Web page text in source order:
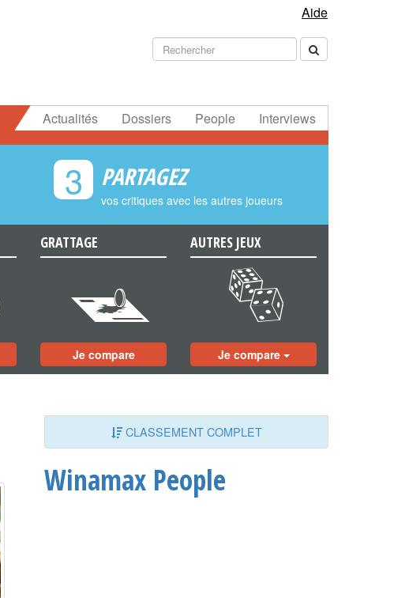
Aide
Actualités Dossiers People Interviews
3 PARTAGEZ
vos critiques avec les autres joueurs
GRATTAGE
e
Je compare
AUTRES JEUX
f
Je compare
CLASSEMENT COMPLET
Winamax People